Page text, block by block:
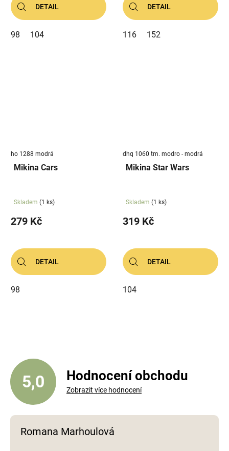
DETAIL
98 104
DETAIL
116 152
ho 1288 modrá
Mikina Cars
Skladem (1 ks)
279 Kč
DETAIL
98
dhq 1060 tm. modro - modrá
Mikina Star Wars
Skladem (1 ks)
319 Kč
DETAIL
104
5,0 Hodnocení obchodu
Zobrazit více hodnocení
Romana Marhoulová